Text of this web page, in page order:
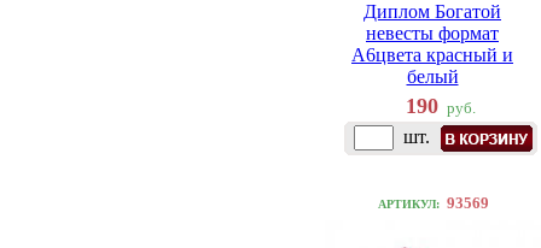
Диплом Богатой
невесты формат
А6цвета красный и
белый
190 руб.
шт.
АРТИКУЛ: 93569